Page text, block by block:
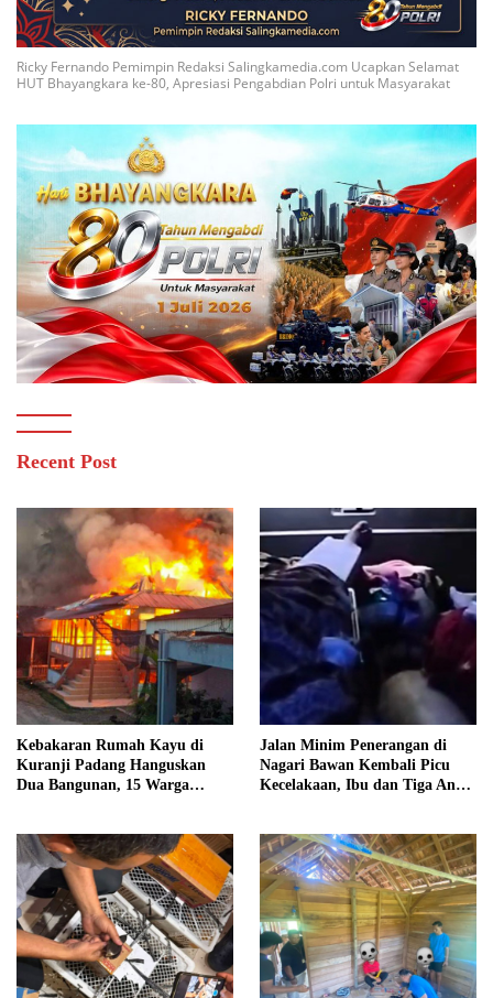
Ricky Fernando Pemimpin Redaksi Salingkamedia.com Ucapkan Selamat
HUT Bhayangkara ke-80, Apresiasi Pengabdian Polri untuk Masyarakat
Recent Post
Kebakaran Rumah Kayu di
Kuranji Padang Hanguskan
Dua Bangunan, 15 Warga
Jalan Minim Penerangan di
Nagari Bawan Kembali Picu
Kecelakaan, Ibu dan Tiga Anak